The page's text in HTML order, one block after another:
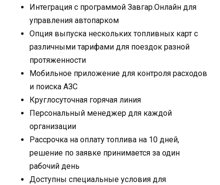
Интеграция с программой Завгар.Онлайн для
управления автопарком
Опция выпуска нескольких топливных карт с
различными тарифами для поездок разной
протяженности
Мобильное приложение для контроля расходов
и поиска АЗС
Круглосуточная горячая линия
Персональный менеджер для каждой
организации
Рассрочка на оплату топлива на 10 дней,
решение по заявке принимается за один
рабочий день
Доступны специальные условия для